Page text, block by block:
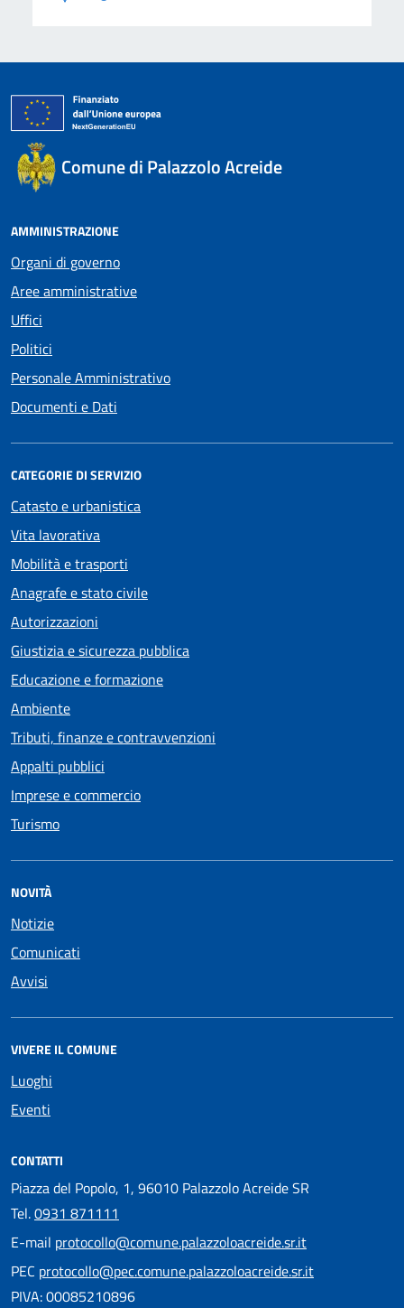
Comune di Palazzolo Acreide
AMMINISTRAZIONE
Organi di governo
Aree amministrative
Uffici
Politici
Personale Amministrativo
Documenti e Dati
CATEGORIE DI SERVIZIO
Catasto e urbanistica
Vita lavorativa
Mobilità e trasporti
Anagrafe e stato civile
Autorizzazioni
Giustizia e sicurezza pubblica
Educazione e formazione
Ambiente
Tributi, finanze e contravvenzioni
Appalti pubblici
Imprese e commercio
Turismo
NOVITÀ
Notizie
Comunicati
Avvisi
VIVERE IL COMUNE
Luoghi
Eventi
CONTATTI
Piazza del Popolo, 1, 96010 Palazzolo Acreide SR
Tel.0931 871111
E-mail protocollo@comune.palazzoloacreide.sr.it
PEC protocollo@pec.comune.palazzoloacreide.sr.it
PIVA: 00085210896